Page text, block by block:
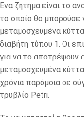
Ένα ζήτημα είναι το
το οποίο θα μπορούσε
μεταμοσχευμένα
διαβήτη τύπου 1. Οι
για να το αποτρέψουν
μεταμοσχευμένα
χρόνια παρόμοια σε
τρυβλίο Petri.